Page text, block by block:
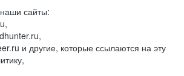
сайты:
и другие, которые ссылаются на эту